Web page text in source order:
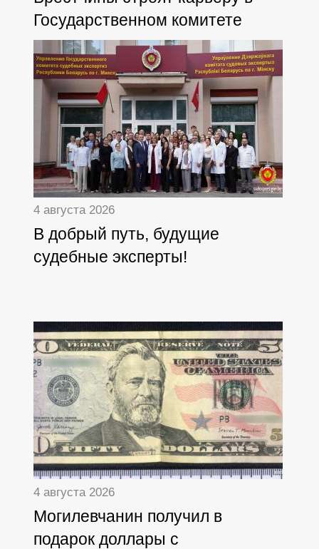
Государственном комитете
судебных экспертиз
4 августа 2026
В добрый путь, будущие
судебные эксперты!
4 августа 2026
Могилевчанин получил в
подарок доллары с